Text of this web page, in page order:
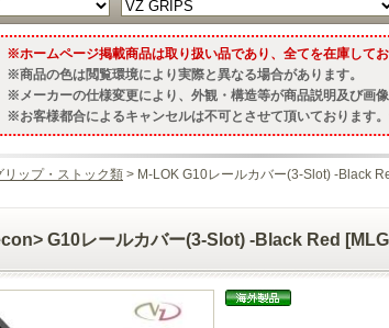
ホームページ掲載商品は取り扱い品であり、全てを在庫してお
商品の色は閲覧環境により実際と異なる場合があります。
メーカーの仕様変更により、外観・構造等が商品説明及び画
お客様都合によるキャンセルは不可とさせて頂いております。
リップ・ストック類 > M-LOK G10レールカバー(3-Slot) -Black
G10レールカバー(3-Slot) -Black Red